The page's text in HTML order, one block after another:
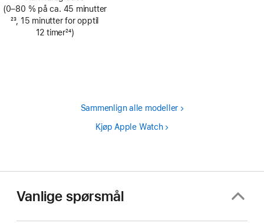
(0–80 % på ca. 45 minutter
Fotnote
23, 15 minutter for opptil
12 timer24)
Sammenlign alle modeller
Kjøp Apple Watch
Vanlige spørsmål